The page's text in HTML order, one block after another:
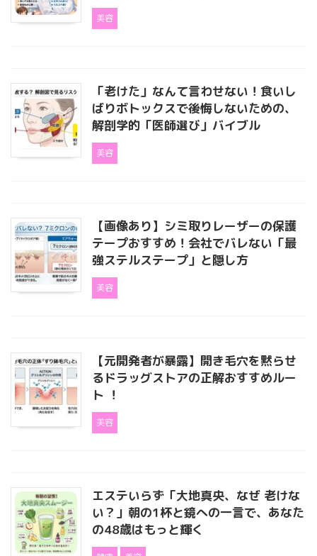
美容
「老けた」なんて言わせない！食いし
ばりボトックスで後悔しないための、
解剖学的「医師選び」バイブル
美容
【画像あり】シミ取りレーザーの保護
テープおすすめ！会社でバレない「最
強ステルステープ」と隠し方
美容
【元開発者が暴露】開き毛穴を黙らせ
るドラッグストアの正解おすすめルー
ト ！
美容
エステいらず「大地真央、なぜ 老けな
い？」朝の1杯と鏡への一言で、あなた
の48歳はもっと輝く